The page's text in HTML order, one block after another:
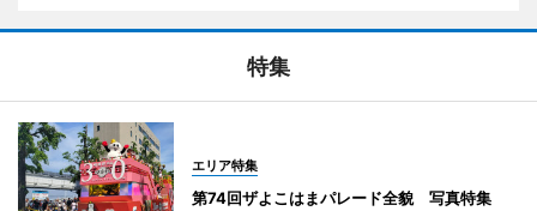
特集
エリア特集
第74回ザよこはまパレード全貌 写真特集